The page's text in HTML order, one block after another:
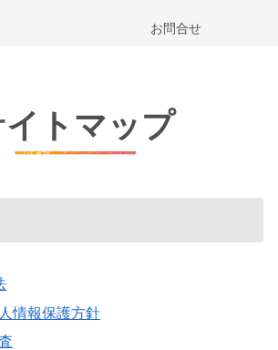
お問合せ
トマップ
情報保護方針